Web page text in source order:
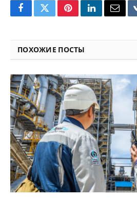
FacebookTwitterPinterestLinkedInEmail
ПОХОЖИЕ ПОСТЫ